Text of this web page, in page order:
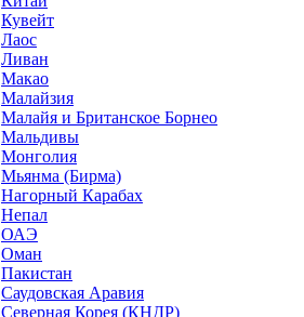
Кувейт
Лаос
Ливан
Макао
Малайзия
Малайя и Британское Борнео
Мальдивы
Монголия
Мьянма (Бирма)
Нагорный Карабах
Непал
ОАЭ
Оман
Пакистан
Саудовская Аравия
Северная Корея (КНДР)